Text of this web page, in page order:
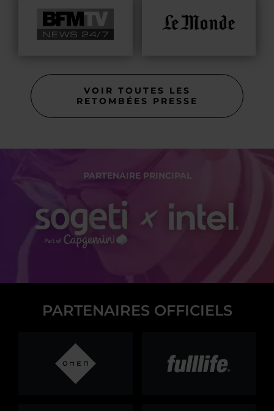
VOIR TOUTES LES
RETOMBÉES PRESSE
PARTENAIRE PRINCIPAL
PARTENAIRES OFFICIELS